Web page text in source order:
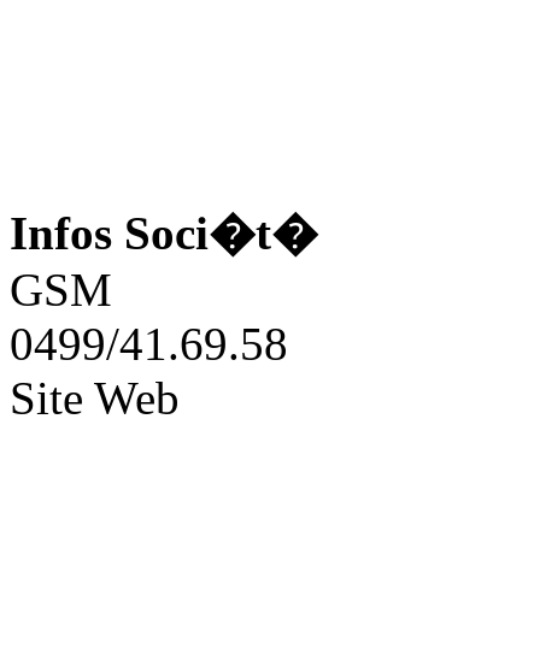
Infos Soci�t�
GSM
0499/41.69.58
Site Web